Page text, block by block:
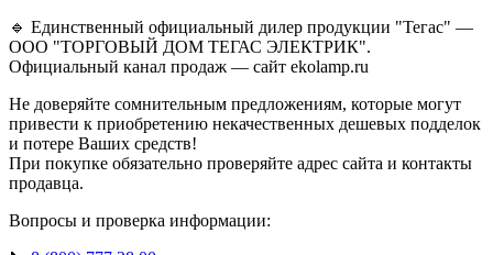
🔹 Единственный официальный дилер продукции "Тегас" —
ООО "ТОРГОВЫЙ ДОМ ТЕГАС ЭЛЕКТРИК".
Официальный канал продаж — сайт ekolamp.ru
Не доверяйте сомнительным предложениям, которые могут
привести к приобретению некачественных дешевых подделок
и потере Ваших средств!
При покупке обязательно проверяйте адрес сайта и контакты
продавца.
Вопросы и проверка информации: